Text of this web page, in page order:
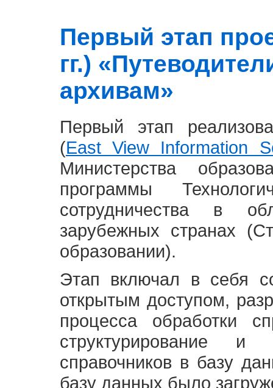
Первый этап
гг.)
архивам»
Первый этап
(East View Information
Министерства
программы
сотрудничества в
зарубежных странах
образовании).
Этап включал в себя
открытым доступом,
процесса обработки
структурирование и
справочников в базу
базу данных было